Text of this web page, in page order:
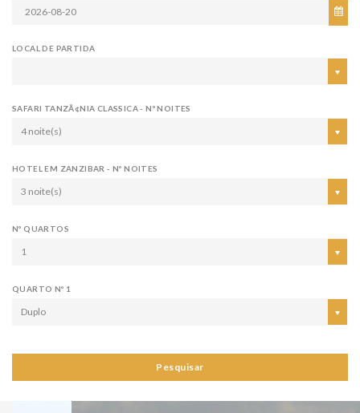
LOCAL DE PARTIDA
SAFARI TANZÃ¢NIA CLASSICA - Nº NOITES
4 noite(s)
HOTEL EM ZANZIBAR - Nº NOITES
3 noite(s)
Nº QUARTOS
1
QUARTO Nº 1
Duplo
Pesquisar